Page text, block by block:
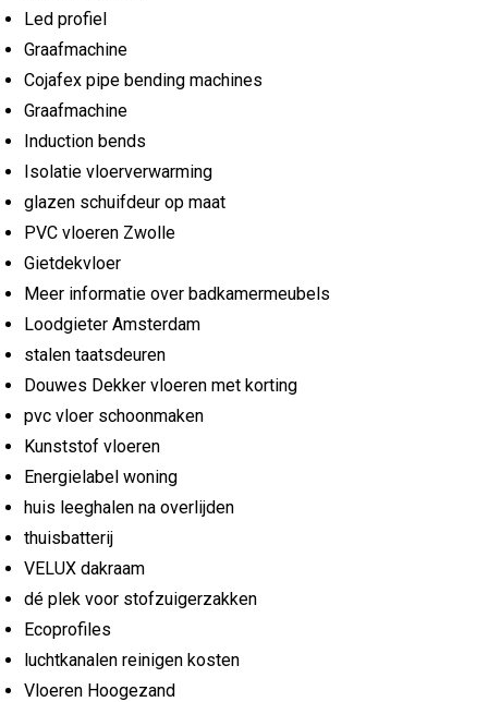
Led profiel
Graafmachine
Cojafex pipe bending machines
Graafmachine
Induction bends
Isolatie vloerverwarming
glazen schuifdeur op maat
PVC vloeren Zwolle
Gietdekvloer
Meer informatie over badkamermeubels
Loodgieter Amsterdam
stalen taatsdeuren
Douwes Dekker vloeren met korting
pvc vloer schoonmaken
Kunststof vloeren
Energielabel woning
huis leeghalen na overlijden
thuisbatterij
VELUX dakraam
dé plek voor stofzuigerzakken
Ecoprofiles
luchtkanalen reinigen kosten
Vloeren Hoogezand